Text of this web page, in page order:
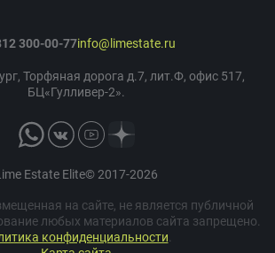
Estate Elite© 2017-2026
на сайте, не является публичной
любых материалов сайта запрещено.
конфиденциальности
300-00-77info@limestate.ru
Торфяная дорога д.7, лит.Ф, офис 517,
БЦ«Гулливер-2».